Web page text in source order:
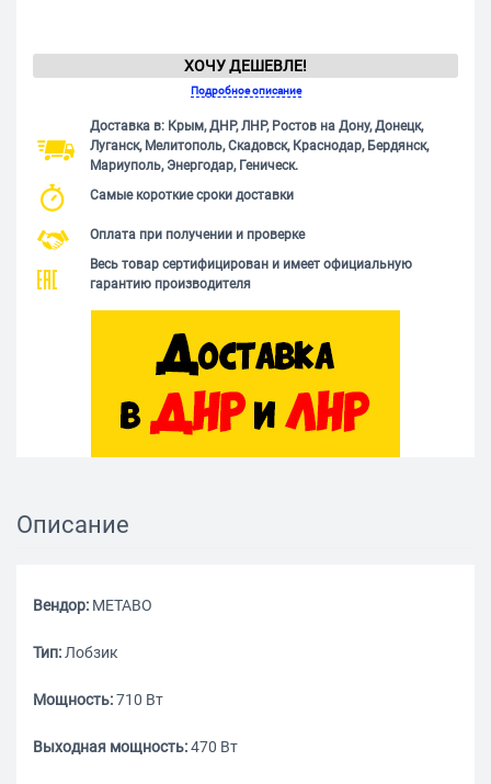
ХОЧУ ДЕШЕВЛЕ!
Подробное описание
Доставка в: Крым, ДНР, ЛНР, Ростов на Дону, Донецк,
Луганск, Мелитополь, Скадовск, Краснодар, Бердянск,
Мариуполь, Энергодар, Геническ.
Самые короткие сроки доставки
Оплата при получении и проверке
Весь товар сертифицирован и имеет официальную
гарантию производителя
Описание
Вендор: METABO
Тип:Лобзик
Мощность:710 Вт
Выходная мощность:470 Вт